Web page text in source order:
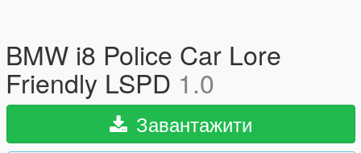
BMW i8 Police Car Lore
Friendly LSPD 1.0
Завантажити